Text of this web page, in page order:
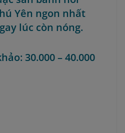
Yên ngon nhất
lúc còn nóng.
30.000 – 40.000